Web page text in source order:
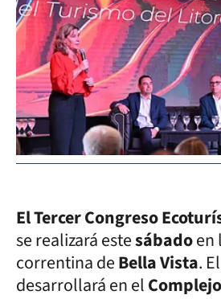
El Tercer Congreso
se realizará estesábadoen
correntina deBella Vista.
desarrollará en el